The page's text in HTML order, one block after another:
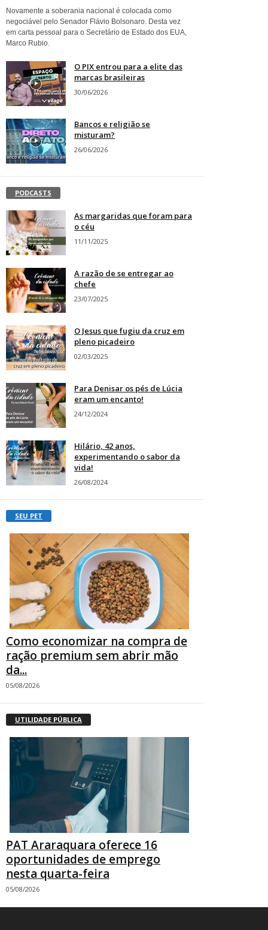
Novamente a soberania nacional é colocada como
negociável pelo Senador Flávio Bolsonaro. Desta vez
em carta pessoal para o Secretário de Estado dos EUA,
Marco Rubio.
O PIX entrou para a elite das
marcas brasileiras
30/06/2026
Bancos e religião se
misturam?
26/06/2026
PODCASTS
As margaridas que foram para
o céu
11/11/2025
A razão de se entregar ao
chefe
23/07/2025
O Jesus que fugiu da cruz em
pleno picadeiro
02/03/2025
Para Denisar os pés de Lúcia
eram um encanto!
24/12/2024
Hilário, 42 anos,
experimentando o sabor da
vida!
26/08/2024
SEU PET
Como economizar na compra de
ração premium sem abrir mão
da...
05/08/2026
UTILIDADE PÚBLICA
PAT Araraquara oferece 16
oportunidades de emprego
nesta quarta-feira
05/08/2026